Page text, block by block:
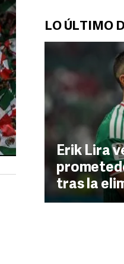
LO ÚLTIMO
Erik Lira
tras la